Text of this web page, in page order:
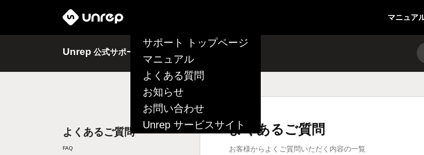
マニュア
サポート トップページ
マニュアル
よくある質問
お知らせ
お問い合わせ
Unrep サービスサイト
Unrep 公式サポートサイト
よくあるご質問
FAQ
よくあるご質問
お客様からよくご質問いただく内容の一覧